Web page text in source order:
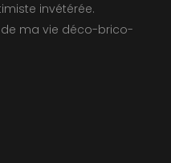
invétérée.
de ma vie déco-brico-